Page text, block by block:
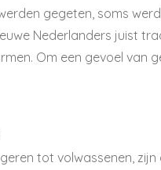
gegeten, soms
­Nederlanders juist
Om een gevoel van
tot volwassenen,